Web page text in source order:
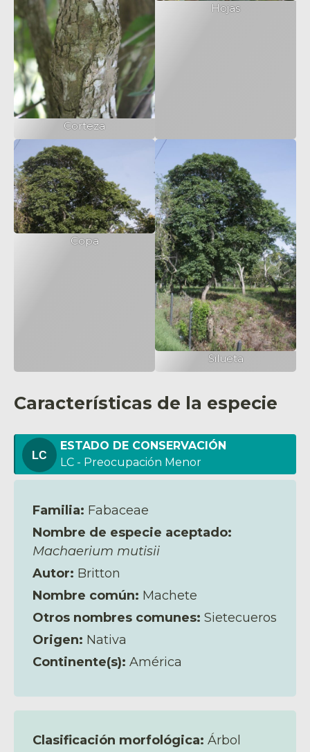
Corteza
Hojas
Copa
Silueta
Características de la especie
ESTADO DE CONSERVACIÓN
LC - Preocupación Menor
Familia: Fabaceae
Nombre de especie aceptado:
Machaerium mutisii
Autor: Britton
Nombre común: Machete
Otros nombres comunes: Sietecueros
Origen: Nativa
Continente(s): América
Clasificación morfológica: Árbol